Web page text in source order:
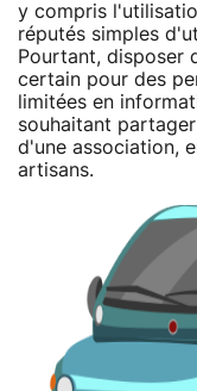
y compris
réputés simples
Pourtant, disposer
certain pour des
limitées en
souhaitant
d'une association,
artisans.